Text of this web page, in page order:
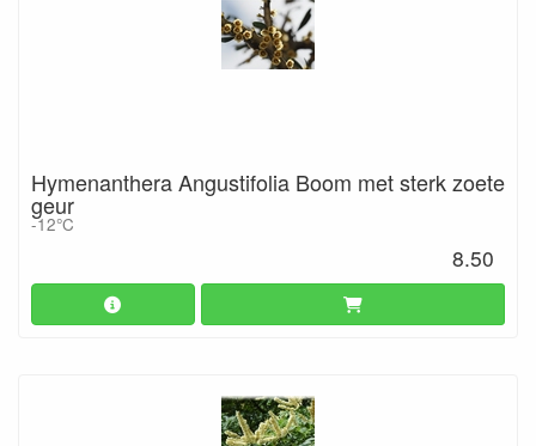
Hymenanthera Angustifolia Boom met sterk zoete
geur
-12°C
8.50